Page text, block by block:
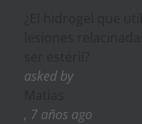
asked by
, 7 años ago